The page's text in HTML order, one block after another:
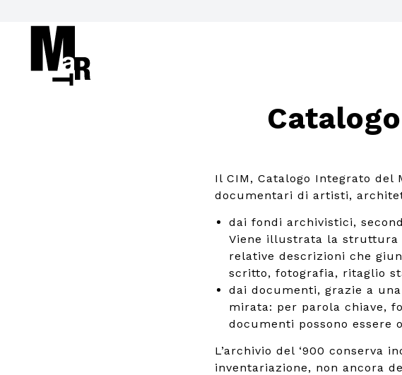
Il CIM, Catalogo Integrato
documentari di artisti,
dai fondi archivistici,
Viene illustrata la struttura
relative descrizioni che
scritto, fotografia, ritaglio
dai documenti, grazie a
mirata: per parola chiave,
documenti possono essere
L’archivio del ‘900 conserva
inventariazione, non ancora